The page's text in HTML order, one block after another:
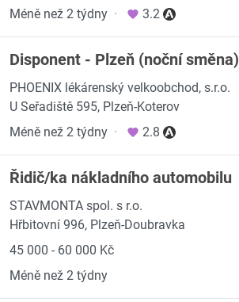
Méně než 2 týdny · 3.2
Disponent - Plzeň (noční směna)
PHOENIX lékárenský velkoobchod, s.r.o.
U Seřadiště 595, Plzeň-Koterov
Méně než 2 týdny · 2.8
Řidič/ka nákladního automobilu
STAVMONTA spol. s r.o.
Hřbitovní 996, Plzeň-Doubravka
45 000 - 60 000 Kč
Méně než 2 týdny